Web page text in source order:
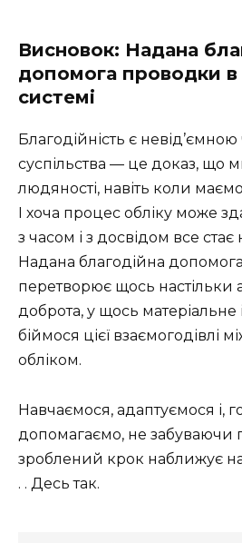
Висновок: Надана
допомога проводки в
системі
Благодійність є
суспільства — це доказ, що
людяності, навіть коли
І хоча процес обліку може
з часом і з досвідом все стає
Надана благодійна
перетворює щось настільки
доброта, у щось матеріальне
біймося цієї взаємогодівлі
обліком.
Навчаємося, адаптуємося і,
допомагаємо, не забуваючи
зроблений крок наближує
. . Десь так.